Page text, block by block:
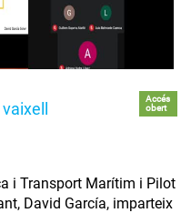
Accés
obert
i Transport Marítim i Pilot
David García, imparteix